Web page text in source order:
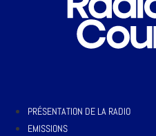
PRÉSENTATION DE LA RADIO
EMISSIONS